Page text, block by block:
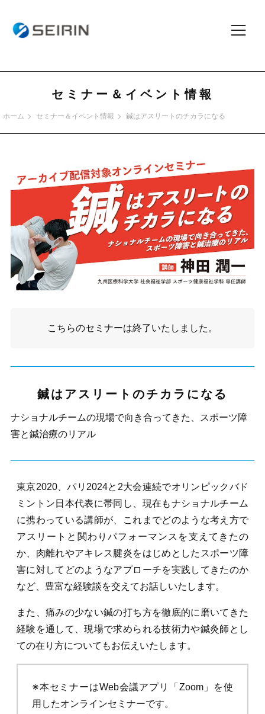
セミナー＆イベント情報
ホーム セミナー＆イベント情報 鍼はアスリートのチカラになる
こちらのセミナーは終了いたしました。
鍼はアスリートのチカラになる
ナショナルチームの現場で向き合ってきた、スポーツ障
害と鍼治療のリアル
東京2020、パリ2024と2大会連続でオリンピックバド
ミントン日本代表に帯同し、現在もナショナルチーム
に携わっている講師が、これまでどのような考え方で
アスリートと関わりパフォーマンスを支えてきたの
か、肉離れやアキレス腱炎をはじめとしたスポーツ障
害に対してどのようなアプローチを実践してきたのか
など、豊富な経験談を交えてお話しいたします。
また、痛みの少ない鍼の打ち方を徹底的に磨いてきた
経験を通して、現場で求められる技術力や鍼灸師とし
ての在り方についてもお伝えいたします。
※本セミナーはWeb会議アプリ「Zoom」を使
用したオンラインセミナーです。